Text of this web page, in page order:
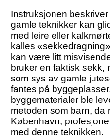
Instruksjonen
gamle teknikker kan
med leire eller
kalles
kan være litt
bruker en faktisk sekk,
som sys av gamle
fantes på
byggematerialer ble
metoden som barn, da
København,
med denne teknikken.